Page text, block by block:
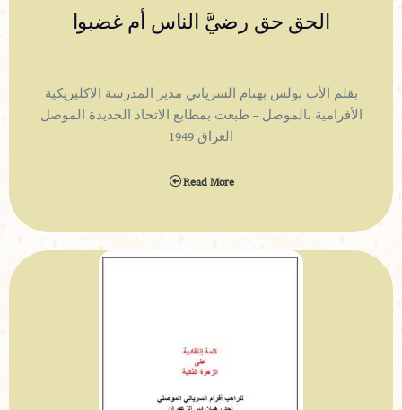
رد على من دق الباب سمع الجواب
بقلم الياس حنا عبد السرياني الأرثوذكسي الموصلي – أي
نشرة محاماة دينية مطبعة بيت المقدس القدس سنة 1925
Read More